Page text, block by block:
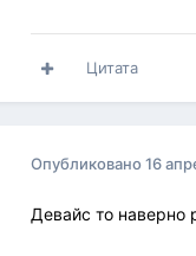
Цитата
Опубликовано16
Девайс то наверно